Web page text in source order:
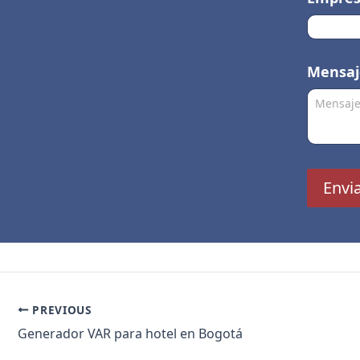
r
r
e
E
m
e
a
PREVIOUS
Generador VAR para hotel en Bogotá